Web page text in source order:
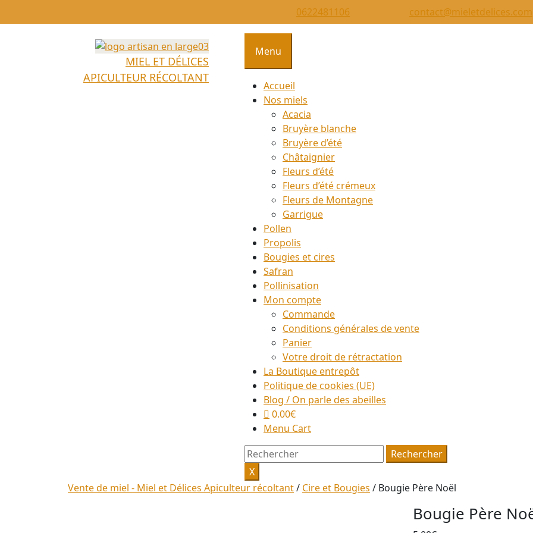
au
0622481106 contact@mieletdelices.com
MIEL ET DÉLICES
APICULTEUR RÉCOLTANT
Menu
Accueil
Nos miels
Acacia
Bruyère blanche
Bruyère d’été
Châtaignier
Fleurs d’été
Fleurs d’été crémeux
Fleurs de Montagne
Garrigue
Pollen
Propolis
Bougies et cires
Safran
Pollinisation
Mon compte
Commande
Conditions générales de vente
Panier
Votre droit de rétractation
La Boutique entrepôt
Politique de cookies (UE)
Blog / On parle des abeilles
0.00€
Menu Cart
Rechercher
Rechercher
X
Vente de miel - Miel et Délices Apiculteur récoltant/ Cire et Bougies / Bougie Père Noël
Bougie Père